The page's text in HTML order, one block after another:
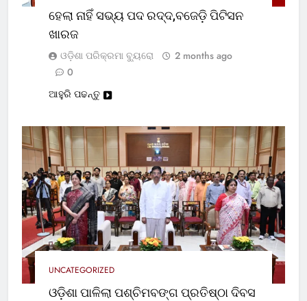
ହେଲା ନାହିଁ ସଭ୍ୟ ପଦ ରଦ୍ଦ,ବଜେଡ଼ି ପିଟିସନ
ଖାରଜ
ଓଡ଼ିଶା ପରିକ୍ରମା ବ୍ୟୁରୋ
2 months ago
0
ଆହୁରି ପଢନ୍ତୁ
UNCATEGORIZED
ଓଡ଼ିଶା ପାଳିଲା ପଶ୍ଚିମବଙ୍ଗ ପ୍ରତିଷ୍ଠା ଦିବସ